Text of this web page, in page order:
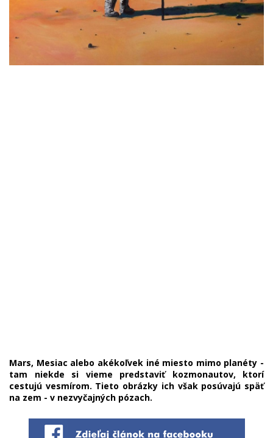
Mars, Mesiac alebo akékoľvek iné miesto mimo planéty -
tam niekde si vieme predstaviť kozmonautov, ktorí
cestujú vesmírom. Tieto obrázky ich však posúvajú späť
na zem - v nezvyčajných pózach.